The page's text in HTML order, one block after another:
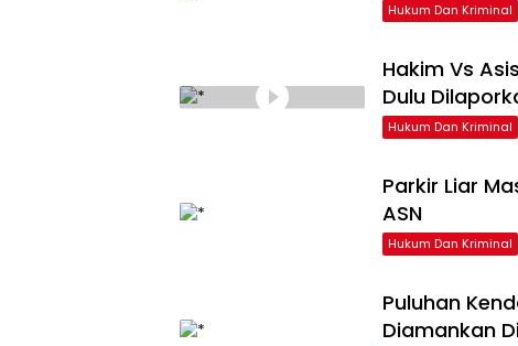
Hukum Dan Kriminal
Hakim Vs
Dulu
Hukum Dan Kriminal
Parkir Liar
ASN
Hukum Dan Kriminal
Puluhan
Diamankan